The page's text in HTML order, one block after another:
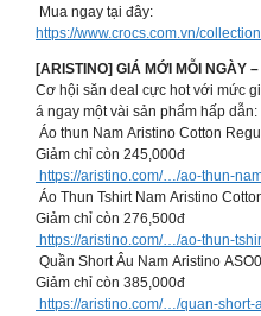
Mua ngay tại đây:
https://www.crocs.com.vn/
[ARISTINO] GIÁ MỚI MỖI NGÀY
Cơ hội săn deal cực hot với mức
á ngay một vài sản phẩm hấp dẫn:
Áo thun Nam Aristino Cotton
Giảm chỉ còn 245,000đ
https://aristino.com/…/ao-thun-
Áo Thun Tshirt Nam Aristino
Giảm chỉ còn 276,500đ
https://aristino.com/…/ao-thun-
Quần Short Âu Nam Aristino
Giảm chỉ còn 385,000đ
https://aristino.com/…/quan-